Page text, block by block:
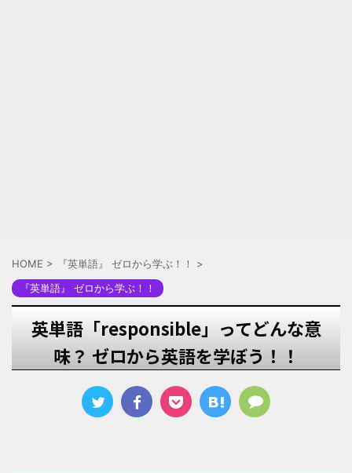
HOME > 『英単語』 ゼロから学ぶ！！
>
『英単語』 ゼロから学ぶ！！
英単語「responsible」ってどんな意
味？ ゼロから英語を学ぼう！！